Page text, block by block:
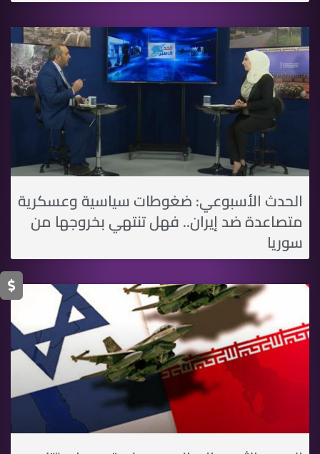
الحدث الأسبوعي: ضغوطات سياسية وعسكرية
متصاعدة ضد إيران.. فهل تنتهي بخروجها من
سوريا